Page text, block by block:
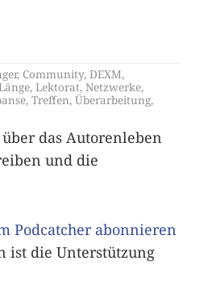
, Community, DEXM,
, Lektorat, Netzwerke,
, Treffen, Überarbeitung,
über das Autorenleben
und die
Podcatcher abonnieren
ist die Unterstützung